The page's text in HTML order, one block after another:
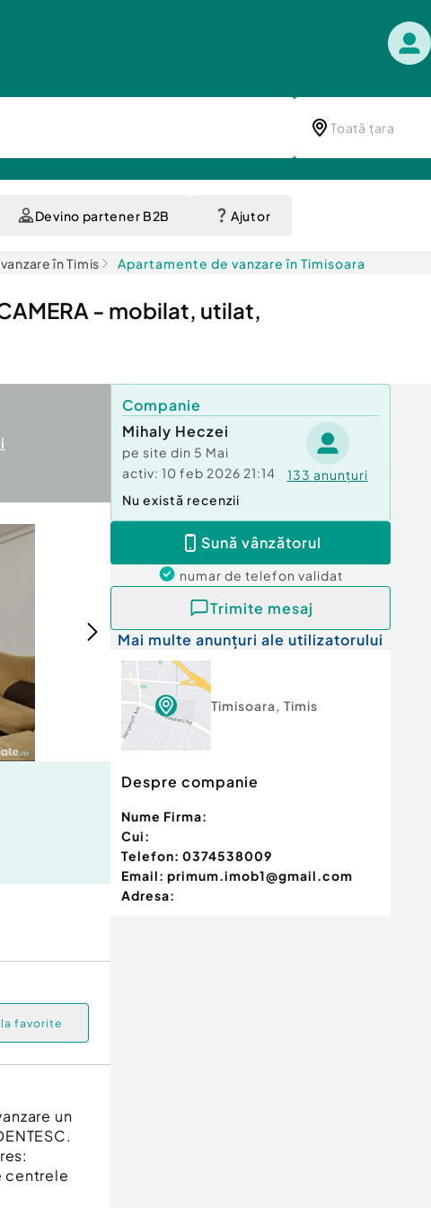
Devino partener B2B Ajutor
în Timis Apartamente de vanzare în Timisoara
CAMERA - mobilat, utilat,
la favorite
un
centrele
Companie
Mihaly Heczei
pe site din 5 Mai
activ: 10 feb 2026 21:14 133 anunțuri
Nu există recenzii
Sună vânzătorul
numar de telefon validat
Trimite mesaj
Mai multe anunțuri ale utilizatorului
Timisoara, Timis
Despre companie
Nume Firma:
Cui:
Telefon: 0374538009
Email: primum.imob1@gmail.com
Adresa: